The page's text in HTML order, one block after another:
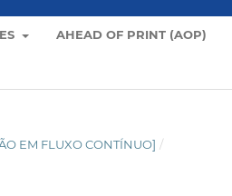
AHEAD OF PRINT (AOP)
EM FLUXO CONTÍNUO] /